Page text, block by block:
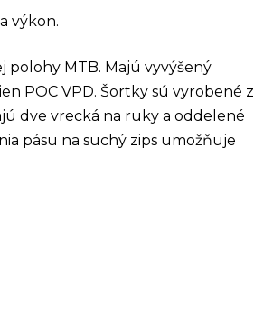
výkon.
MTB. Majú vyvýšený
POC VPD. Šortky sú vyrobené z
dve vrecká na ruky a oddelené
pásu na suchý zips umožňuje